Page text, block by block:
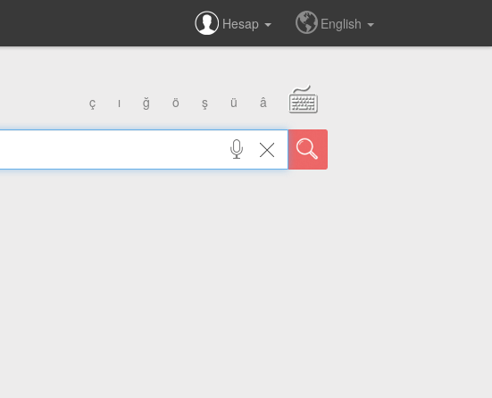
Hesap English
ç ı ğ ö ş ü â